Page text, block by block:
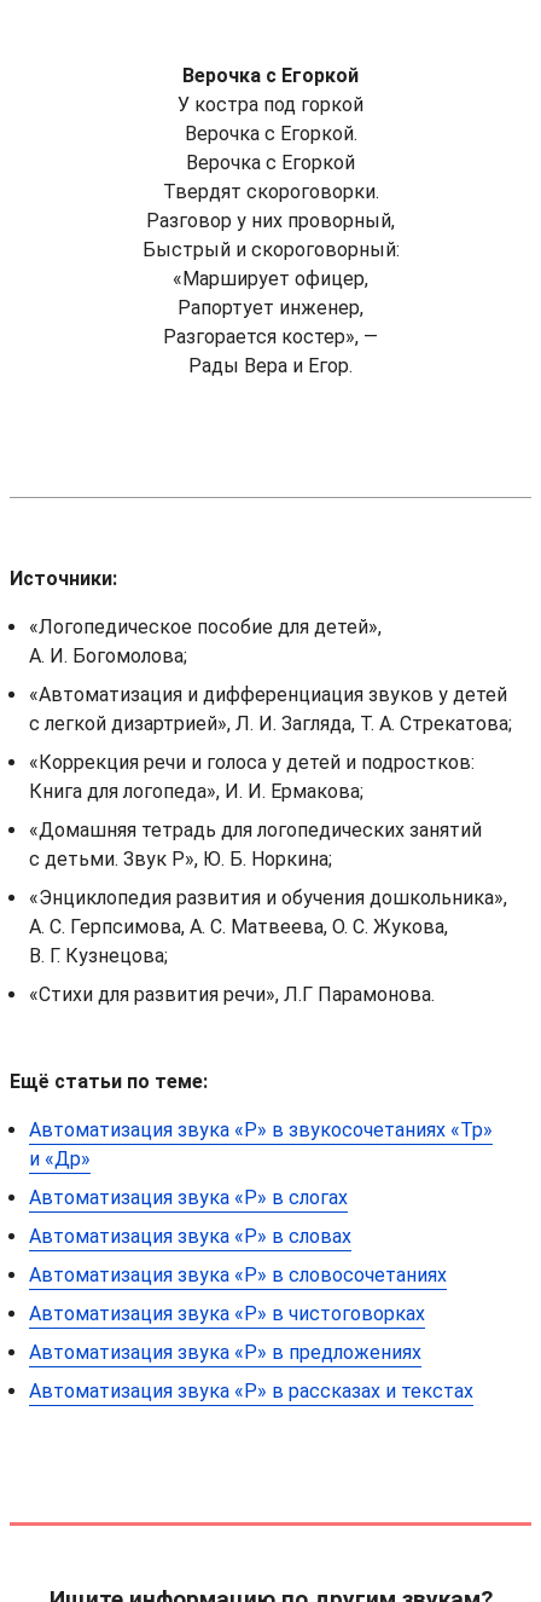
Верочка с Егоркой
У костра под горкой
Верочка с Егоркой.
Верочка с Егоркой
Твердят скороговорки.
Разговор у них проворный,
Быстрый и скороговорный:
«Марширует офицер,
Рапортует инженер,
Разгорается костер», —
Рады Вера и Егор.
Источники:
«Логопедическое пособие для детей»,
А. И. Богомолова;
«Автоматизация и дифференциация звуков у детей
с легкой дизартрией», Л. И. Загляда, Т. А. Стрекатова;
«Коррекция речи и голоса у детей и подростков:
Книга для логопеда», И. И. Ермакова;
«Домашняя тетрадь для логопедических занятий
с детьми. Звук Р», Ю. Б. Норкина;
«Энциклопедия развития и обучения дошкольника»,
А. С. Герпсимова, А. С. Матвеева, О. С. Жукова,
В. Г. Кузнецова;
«Стихи для развития речи», Л.Г Парамонова.
Ещё статьи по теме:
Автоматизация звука «Р» в звукосочетаниях «Тр»
и «Др»
Автоматизация звука «Р» в слогах
Автоматизация звука «Р» в словах
Автоматизация звука «Р» в словосочетаниях
Автоматизация звука «Р» в чистоговорках
Автоматизация звука «Р» в предложениях
Автоматизация звука «Р» в рассказах и текстах